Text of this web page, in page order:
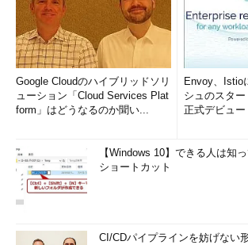
Google Cloudのハイブリッドソリ
ューション「Cloud Services Plat
form」はどうなるのか聞い...
Envoy、Istio
シュのスタ
正式デビュー
【Windows 10】できる人は知
ショートカット
CI/CDパイプラインを妨げない